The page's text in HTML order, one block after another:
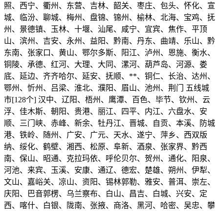
照、西宁、衢州、东营、吉林、韶关、枣庄、包头、怀化、宣
城、临汾、聊城、梅州、盘锦、锦州、榆林、北海、宝鸡、抚
州、景德镇、玉林、十堰、汕尾、咸宁、宜宾、焦作、平顶
山、滨州、吉安、永州、益阳、黔南、丹东、曲靖、乐山、黔
东南、张家口、黄山、鄂尔多斯、阳江、泸州、恩施、衡水、
铜陵、承德、红河、大理、大同、漯河、葫芦岛、河源、娄
底、延边、齐齐哈尔、延安、抚顺、**、铜仁、长治、达州、
鄂州、忻州、吕梁、淮北、濮阳、眉山、池州、荆门 五线城
市[128个] 汉中、辽阳、梧州、鹰潭、百色、毕节、钦州、云
浮、佳木斯、朝阳、贵港、丽江、四平、内江、六盘水、安
顺、三门峡、赤峰、新余、牡丹江、晋城、自贡、本溪、防城
港、铁岭、随州、广安、广元、天水、遂宁、萍乡、西双版
纳、绥化、鹤壁、湘西、松原、阜新、酒泉、张家界、黔西
南、保山、昭通、克拉玛依、呼伦贝尔、贺州、通化、阳泉、
河池、来宾、玉溪、安康、通辽、德宏、楚雄、朔州、伊犁、
文山、嘉峪关、凉山、资阳、锡林郭勒、雅安、普洱、崇左、
庆阳、巴音郭楞、乌兰察布、白山、昌吉、白城、兴安、定
西、喀什、白银、陇南、张掖、商洛、黑河、哈密、吴忠、攀